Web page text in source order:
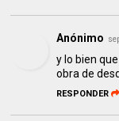
Anónimo
y lo bien
obra de
RESPONDER